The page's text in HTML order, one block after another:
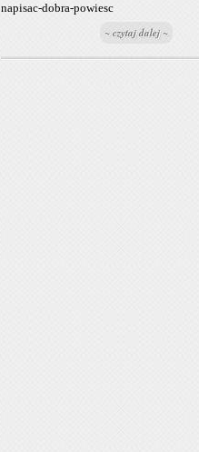
napisac-dobra-powiesc
~ czytaj dalej ~